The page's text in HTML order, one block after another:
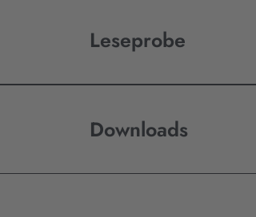
Leseprobe
Downloads